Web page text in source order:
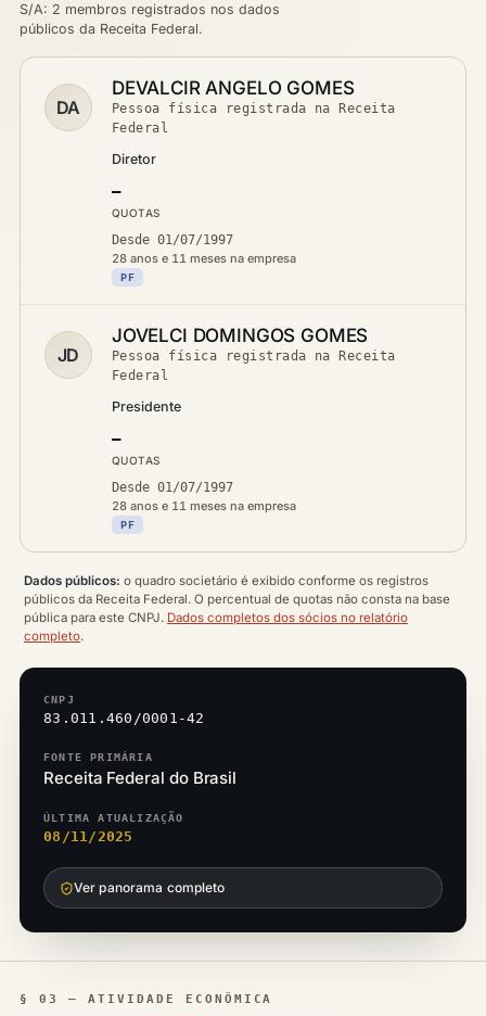
S/A: 2 membros registrados nos dados
públicos da Receita Federal.
DA
DEVALCIR ANGELO GOMES
Pessoa física registrada na Receita
Federal
Diretor
—
QUOTAS
Desde 01/07/1997
28 anos e 11 meses na empresa
PF
JD
JOVELCI DOMINGOS GOMES
Pessoa física registrada na Receita
Federal
Presidente
—
QUOTAS
Desde 01/07/1997
28 anos e 11 meses na empresa
PF
Dados públicos: o quadro societário é exibido conforme os registros
públicos da Receita Federal. O percentual de quotas não consta na base
pública para este CNPJ. Dados completos dos sócios no relatório
completo.
CNPJ
83.011.460/0001-42
FONTE PRIMÁRIA
Receita Federal do Brasil
ÚLTIMA ATUALIZAÇÃO
08/11/2025
Ver panorama completo
§ 03 — ATIVIDADE ECONÔMICA